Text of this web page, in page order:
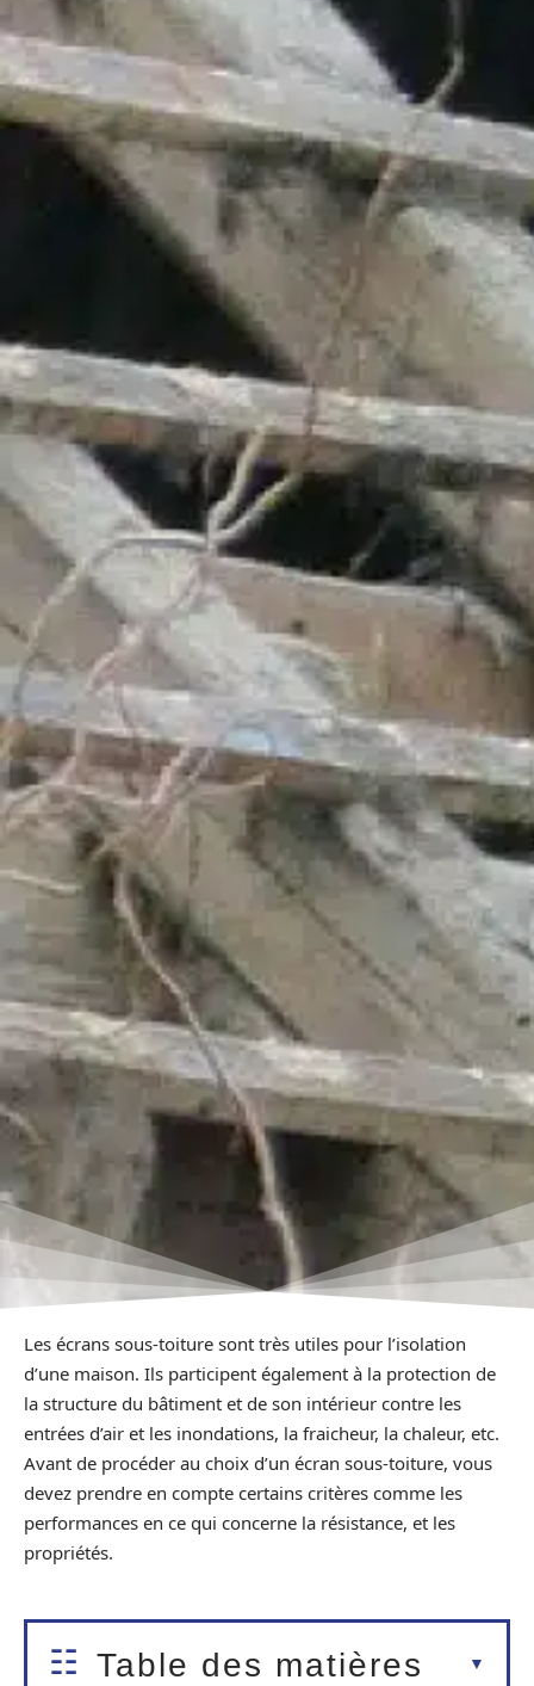
Les écrans sous-toiture sont très utiles pour l’isolation
d’une maison. Ils participent également à la protection de
la structure du bâtiment et de son intérieur contre les
entrées d’air et les inondations, la fraicheur, la chaleur, etc.
Avant de procéder au choix d’un écran sous-toiture, vous
devez prendre en compte certains critères comme les
performances en ce qui concerne la résistance, et les
propriétés.
Table des matières